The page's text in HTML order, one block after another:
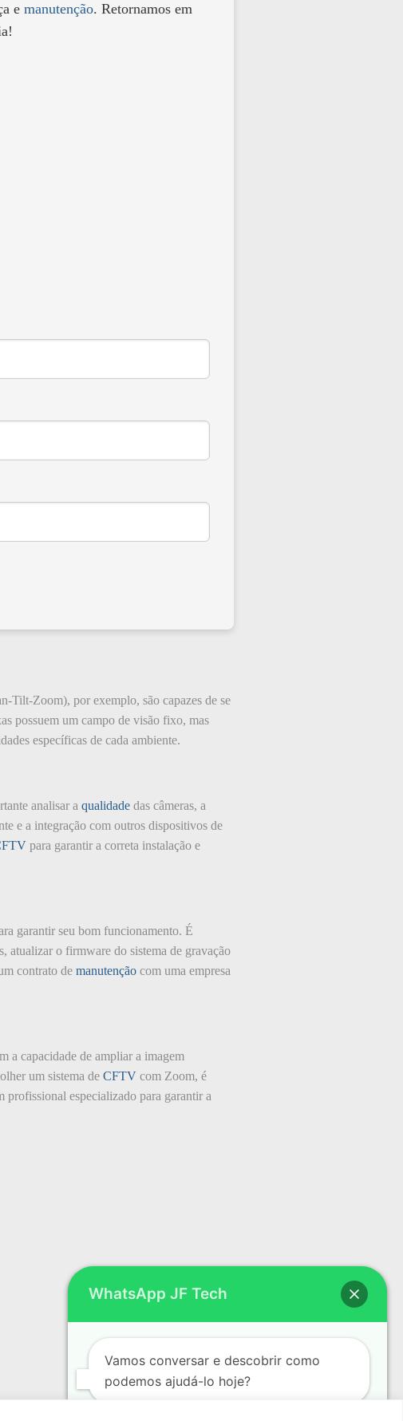
e manutenção. Retornamos em
Tilt-Zoom), por exemplo, são capazes de se
possuem um campo de visão fixo, mas
específicas de cada ambiente.
analisar a qualidade das câmeras, a
e a integração com outros dispositivos de
para garantir a correta instalação e
garantir seu bom funcionamento. É
atualizar o firmware do sistema de gravação
contrato de manutenção com uma empresa
a capacidade de ampliar a imagem
um sistema de CFTV com Zoom, é
profissional especializado para garantir a
WhatsApp JF Tech
Vamos conversar e descobrir como
podemos ajudá-lo hoje?